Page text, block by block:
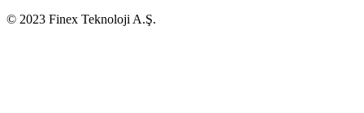
© 2023 Finex Teknoloji A.Ş.